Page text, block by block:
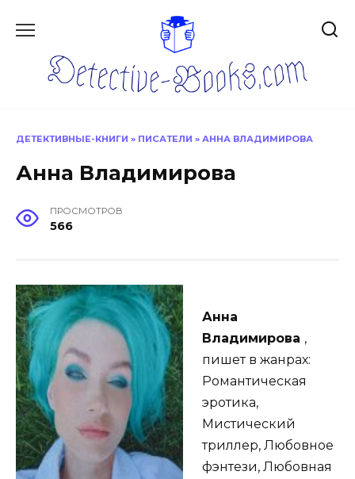
ДЕТЕКТИВНЫЕ-КНИГИ » ПИСАТЕЛИ » АННА ВЛАДИМИРОВА
Анна Владимирова
ПРОСМОТРОВ
566
Анна
Владимирова ,
пишет в жанрах:
Романтическая
эротика,
Мистический
триллер, Любовное
фэнтези, Любовная